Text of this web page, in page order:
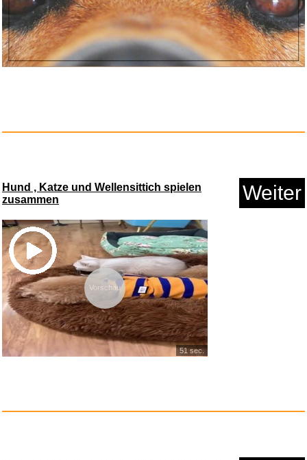
Scholl GelActiv Work Einlegeso...
Anzeige
Hund , Katze und Wellensittich spielen
zusammen
Weiter
Vorschau
51 sec.